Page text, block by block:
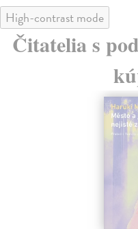
High-contrast mode
Čitatelia s